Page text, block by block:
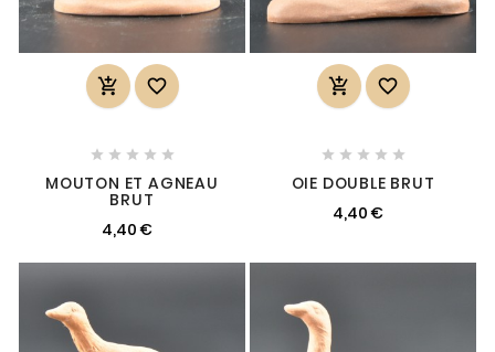
 
    
MOUTON ET AGNEAU
BRUT
4,40 €
 
    
OIE DOUBLE BRUT
4,40 €